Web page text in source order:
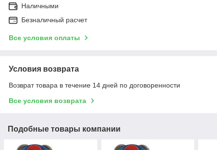
Наличными
Безналичный расчет
Все условия оплаты
Условия возврата
Возврат товара в течение 14 дней по договоренности
Все условия возврата
Подобные товары компании